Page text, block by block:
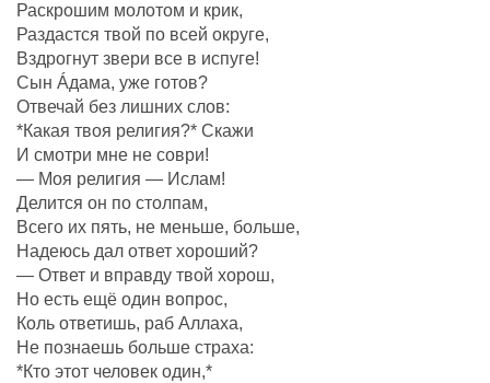
Раскрошим молотом и крик,
Раздастся твой по всей округе,
Вздрогнут звери все в испуге!
Сын Áдама, уже готов?
Отвечай без лишних слов:
*Какая твоя религия?* Скажи
И смотри мне не соври!
— Моя религия — Ислам!
Делится он по столпам,
Всего их пять, не меньше, больше,
Надеюсь дал ответ хороший?
— Ответ и вправду твой хорош,
Но есть ещё один вопрос,
Коль ответишь, раб Аллаха,
Не познаешь больше страха:
*Кто этот человек один,*